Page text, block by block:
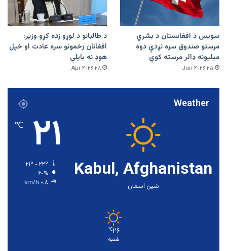
سویس د افغانستان د بشري
مرستو صندوق سره نږدې دوه
میلیونه ډالر مرسته کوي
۲۵ Jun ۲۰۲۶
د طالبانو د لوړو زده کړو وزیر:
افغانان زخمونو سره عادت او خپل
هوډ نه بایلي
۲۸ Apr ۲۰۲۶
Weather
Kabul, Afghanistan
شین اسمان
۲۱ ℃
۶۰%
۰.۸ km/h
۲۶℃
شنبه